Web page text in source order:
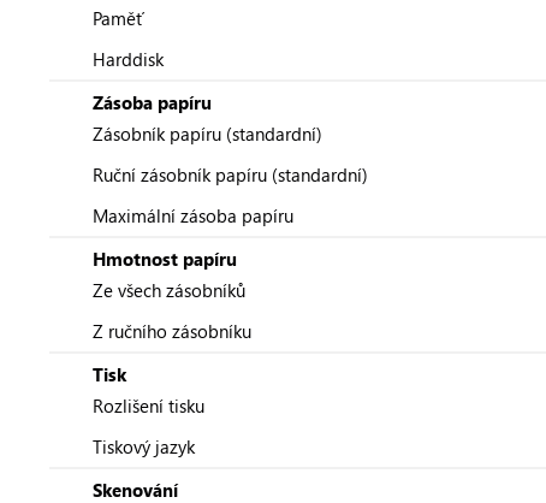
Paměť
Harddisk
Zásoba papíru
Zásobník papíru (standardní)
Ruční zásobník papíru (standardní)
Maximální zásoba papíru
Hmotnost papíru
Ze všech zásobníků
Z ručního zásobníku
Tisk
Rozlišení tisku
Tiskový jazyk
Skenování